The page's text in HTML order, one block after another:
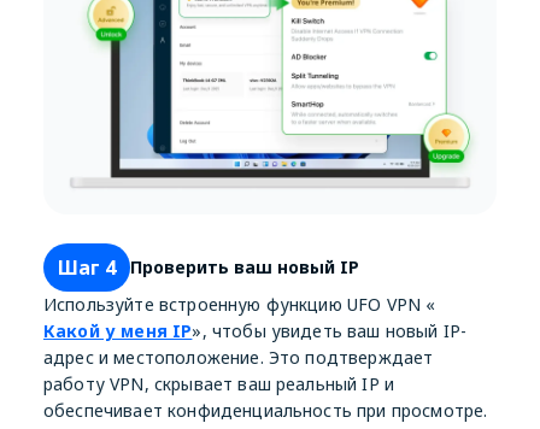
Шаг 4
Проверить ваш новый IP
Используйте встроенную функцию UFO VPN «
Какой у меня IP», чтобы увидеть ваш новый IP-
адрес и местоположение. Это подтверждает
работу VPN, скрывает ваш реальный IP и
обеспечивает конфиденциальность при просмотре.